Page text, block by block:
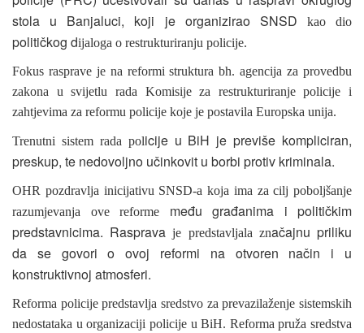
stola u Banjaluci, koji je organizirao SNSD kao dio
političkog dijaloga o restrukturiranju policije.
Fokus rasprave je na reformi struktura bh. agencija za provedbu
zakona u svijetlu rada Komisije za restrukturiranje policije i
zahtjevima za reformu policije koje je postavila Europska unija.
Trenutni sistem rada policije u BiH je previše kompliciran,
preskup, te nedovoljno učinkovit u borbi protiv kriminala.
OHR pozdravlja inicijativu SNSD-a koja ima za cilj poboljšanje
razumjevanja ove reforme
među građanima i političkim
predstavnicima. Raspravaje predstavljala značajnu priliku
da se govori o ovoj reformi na otvoren način i u
konstruktivnoj atmosferi.
Reforma policije predstavlja sredstvo za prevazilaženje sistemskih
nedostataka u organizaciji policije u BiH. Reforma pruža sredstva